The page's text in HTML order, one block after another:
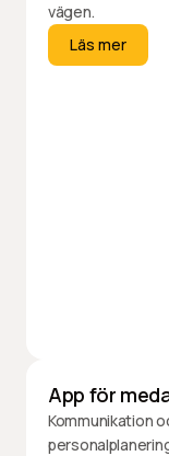
vägen.Läs mer
Läs mer
App för
Kommunikation